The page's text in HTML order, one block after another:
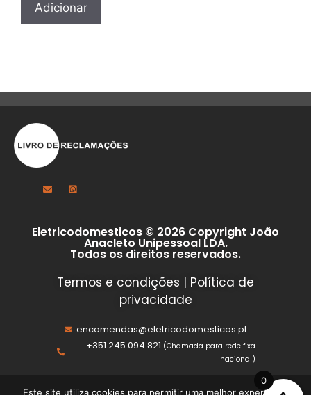
Adicionar
Eletricodomesticos © 2026 Copyright João
Anacleto Unipessoal LDA.
Todos os direitos reservados.
Termos e condições
Política de
privacidade
encomendas@eletricodomesticos.pt
+351 245 094 821 (Chamada para rede fixa
nacional)
0
Este site utiliza cookies para permitir uma melhor experiência